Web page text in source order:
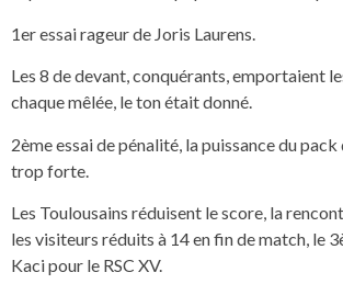
1er essai rageur de Joris Laurens.
Les 8 de devant, conquérants, emportaient
chaque mêlée, le ton était donné.
2ème essai de pénalité, la puissance du
trop forte.
Les Toulousains réduisent le score, la
les visiteurs réduits à 14 en fin de match, le
Kaci pour le RSC XV.